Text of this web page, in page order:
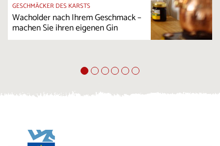
GESCHMÄCKER DES KARSTS
Wacholder nach Ihrem Geschmack –
machen Sie ihren eigenen Gin